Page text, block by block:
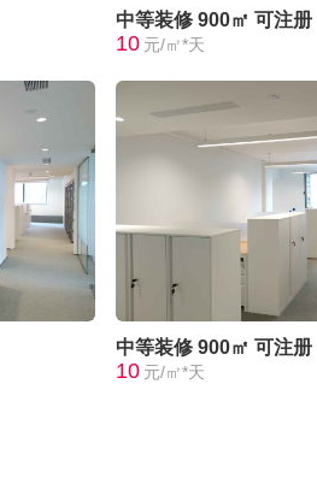
中等装修 900㎡ 可注册
10 元/㎡*天
中等装修 900㎡ 可注册
10 元/㎡*天